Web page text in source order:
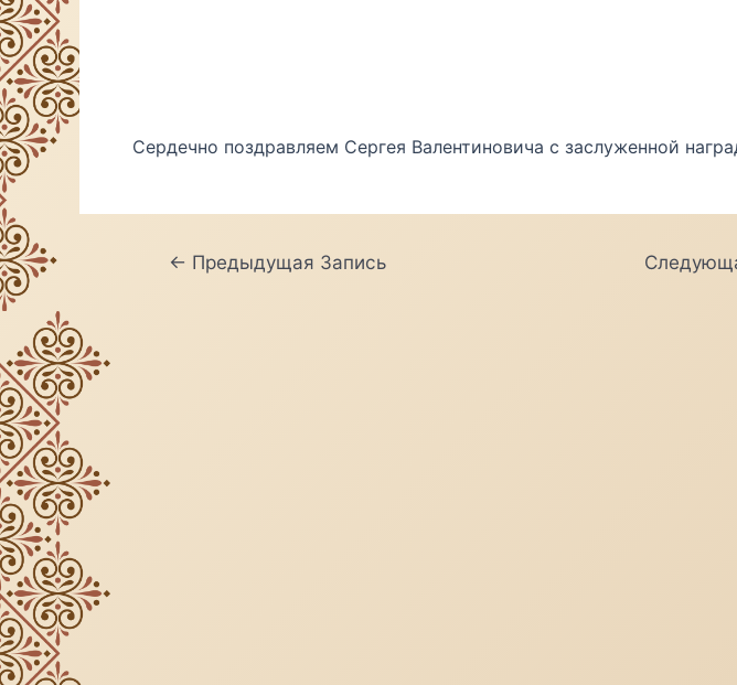
Сердечно поздравляем Сергея Валентиновича с заслуженной
Навигация
← Предыдущая Запись